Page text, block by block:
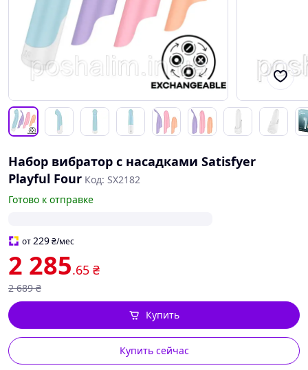
Набор вибратор с насадками Satisfyer
Playful Four Код: SX2182
Готово к отправке
от229₴/мес
2 285.65 ₴
2 689 ₴
Купить сейчас
Купить